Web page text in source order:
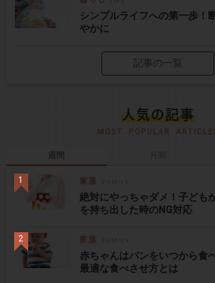
シンプルライフへの第一歩！
やかに
記事の一覧
週間
絶対にやっちゃダメ！子ども
を持ち出した時のNG対応
赤ちゃんはパンをいつから食
最適な食べさせ方とは